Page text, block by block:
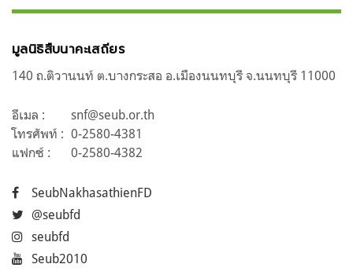
เรื่อง
มูลนิธิสืบนาคะเสถียร
140 ถ.ติวานนท์ ต.บางกระสอ อ.เมืองนนทบุรี จ.นนทบุรี 11000
อีเมล :
snf@seub.or.th
โทรศัพท์ : 0-2580-4381
แฟกซ์ :
0-2580-4382
SeubNakhasathienFD
@seubfd
seubfd
Seub2010